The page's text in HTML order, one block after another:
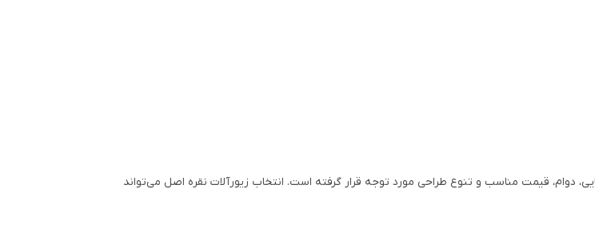
دوام، قیمت مناسب و تنوع طراحی مورد توجه قرار گرفته است. انتخاب زیورآلات نقره اصل می‌تواند